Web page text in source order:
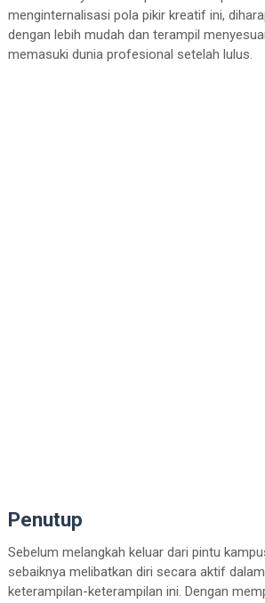
menginternalisasi pola pikir kreatif ini,
dengan lebih mudah dan terampil
memasuki dunia profesional setelah lulus.
Penutup
Sebelum melangkah keluar dari pintu
sebaiknya melibatkan diri secara aktif
keterampilan-keterampilan ini. Dengan